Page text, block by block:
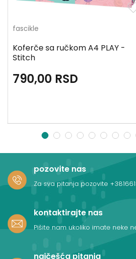
fascikle
Koferče sa ručkom A4 PLAY -
Stitch
790,00 RSD
1 2 3 4 5 6 7 8
pozovite nas
Za sva pitanja pozovite
kontaktirajte nas
Pišite nam ukoliko imate neke
najčešća pitanja